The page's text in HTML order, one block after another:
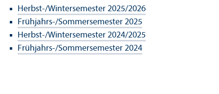
Herbst-/Wintersemester 2025/2026
Frühjahrs-/Sommersemester 2025
Herbst-/Wintersemester 2024/2025
Frühjahrs-/Sommersemester 2024